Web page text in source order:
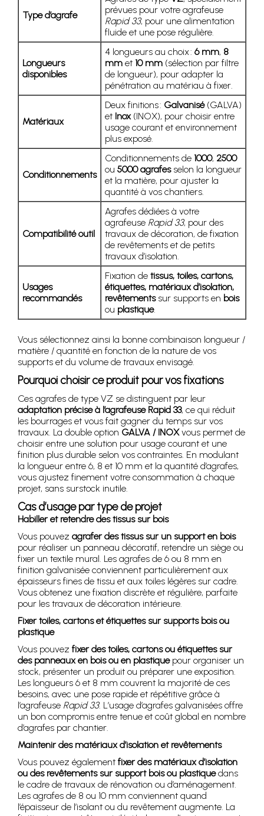
Type d’agrafe
prévues pour votre agrafeuse
Rapid 33, pour une alimentation
fluide et une pose régulière.
Longueurs
disponibles
4 longueurs au choix : 6 mm, 8
mm et 10 mm (sélection par filtre
de longueur), pour adapter la
pénétration au matériau à fixer.
Matériaux
Deux finitions : Galvanisé(GALVA)
et Inox(INOX), pour choisir entre
usage courant et environnement
plus exposé.
Conditionnements
Conditionnements de 1000, 2500
ou 5000 agrafesselon la longueur
et la matière, pour ajuster la
quantité à vos chantiers.
Compatibilité outil
Agrafes dédiées à votre
agrafeuse Rapid 33, pour des
travaux de décoration, de fixation
de revêtements et de petits
travaux d’isolation.
Usages
recommandés
Fixation de tissus, toiles, cartons,
étiquettes, matériaux d’isolation,
revêtementssur supports en bois
ou plastique.
Vous sélectionnez ainsi la bonne combinaison longueur /
matière / quantité en fonction de la nature de vos
supports et du volume de travaux envisagé.
Pourquoi choisir ce produit pour vos fixations
Ces agrafes de type VZ se distinguent par leur
adaptation précise à l’agrafeuse Rapid 33, ce qui réduit
les bourrages et vous fait gagner du temps sur vos
travaux. La double option GALVA / INOXvous permet de
choisir entre une solution pour usage courant et une
finition plus durable selon vos contraintes. En modulant
la longueur entre 6, 8 et 10 mm et la quantité d’agrafes,
vous ajustez finement votre consommation à chaque
projet, sans surstock inutile.
Cas d’usage par type de projet
Habiller et retendre des tissus sur bois
Vous pouvez agrafer des tissus sur un support en bois
pour réaliser un panneau décoratif, retendre un siège ou
fixer un textile mural. Les agrafes de 6 ou 8 mm en
finition galvanisée conviennent particulièrement aux
épaisseurs fines de tissu et aux toiles légères sur cadre.
Vous obtenez une fixation discrète et régulière, parfaite
pour les travaux de décoration intérieure.
Fixer toiles, cartons et étiquettes sur supports bois ou
plastique
Vous pouvez fixer des toiles, cartons ou étiquettes sur
des panneaux en bois ou en plastiquepour organiser un
stock, présenter un produit ou préparer une exposition.
Les longueurs 6 et 8 mm couvrent la majorité de ces
besoins, avec une pose rapide et répétitive grâce à
l’agrafeuse Rapid 33. L’usage d’agrafes galvanisées offre
un bon compromis entre tenue et coût global en nombre
d’agrafes par chantier.
Maintenir des matériaux d’isolation et revêtements
Vous pouvez également fixer des matériaux d’isolation
ou des revêtements sur support bois ou plastiquedans
le cadre de travaux de rénovation ou d’aménagement.
Les agrafes de 8 ou 10 mm conviennent quand
l’épaisseur de l’isolant ou du revêtement augmente. La